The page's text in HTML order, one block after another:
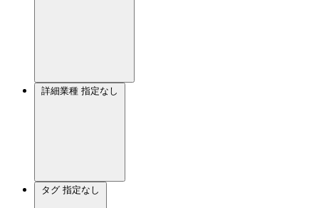
詳細業種 指定なし
タグ 指定なし